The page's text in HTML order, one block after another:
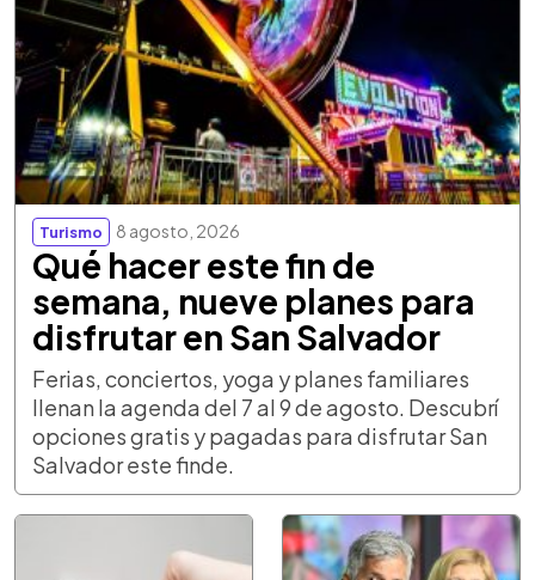
Turismo 8 agosto, 2026
Qué hacer este fin de
semana, nueve planes para
disfrutar en San Salvador
Ferias, conciertos, yoga y planes familiares
llenan la agenda del 7 al 9 de agosto. Descubrí
opciones gratis y pagadas para disfrutar San
Salvador este finde.